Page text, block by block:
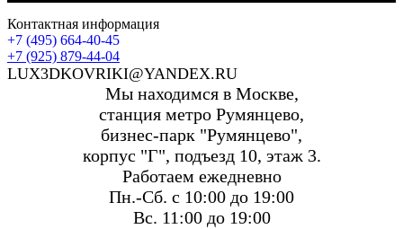
Контактная информация
+7 (495) 664-40-45
+7 (925) 879-44-04
LUX3DKOVRIKI@YANDEX.RU
Мы находимся в Москве,
станция метро Румянцево,
бизнес-парк "Румянцево",
корпус "Г", подъезд 10, этаж 3.
Работаем ежедневно
Пн.-Сб. с 10:00 до 19:00
Вс. 11:00 до 19:00